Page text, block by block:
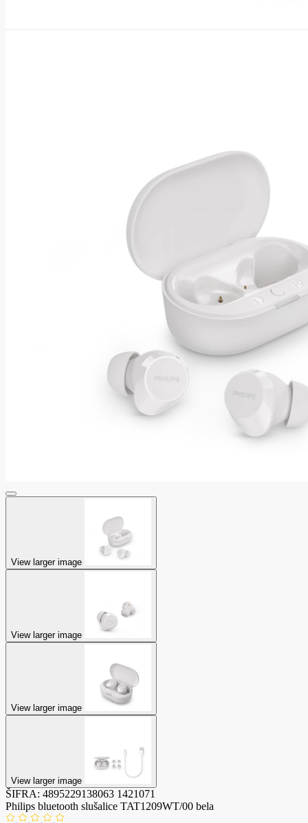
View larger image
View larger image
View larger image
View larger image
ŠIFRA: 4895229138063 1421071
Philips bluetooth slušalice TAT1209WT/00 bela